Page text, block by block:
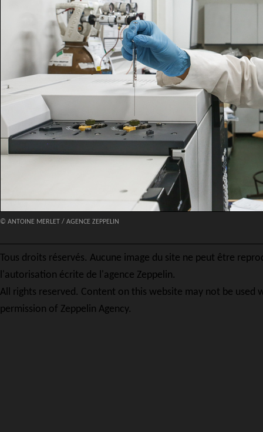
© ANTOINE MERLET / AGENCE ZEPPELIN
Tous droits réservés. Aucune image du site ne peut être
l'autorisation écrite de l'agence Zeppelin.
All rights reserved. Content on this website may not be used
permission of Zeppelin Agency.